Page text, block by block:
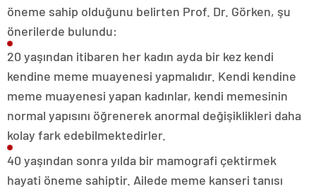
öneme sahip olduğunu belirten Prof. Dr. Görken, şu
önerilerde bulundu:
20 yaşından itibaren her kadın ayda bir kez kendi
kendine meme muayenesi yapmalıdır. Kendi kendine
meme muayenesi yapan kadınlar, kendi memesinin
normal yapısını öğrenerek anormal değişiklikleri daha
kolay fark edebilmektedirler.
40 yaşından sonra yılda bir mamografi çektirmek
hayati öneme sahiptir. Ailede meme kanseri tanısı